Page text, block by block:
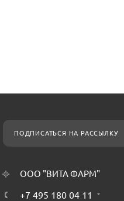
ПОДПИСАТЬСЯ НА РАССЫЛКУ
ООО "ВИТА ФАРМ"
+7 495 180 04 11